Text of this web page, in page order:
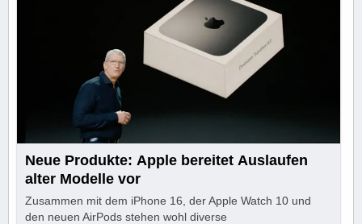
Neue Produkte: Apple bereitet Auslaufen
alter Modelle vor
Zusammen mit dem iPhone 16, der Apple Watch 10 und
den neuen AirPods stehen wohl diverse